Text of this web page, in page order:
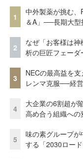
1
中外製薬が挑む
＆A」──長期大
2
なぜ「お客様は
析の巨匠フェー
3
NECの最高益を
レンマ克服──経
4
大企業の6割超が
高め合う組織への
5
味の素グループ
する「2030ロー